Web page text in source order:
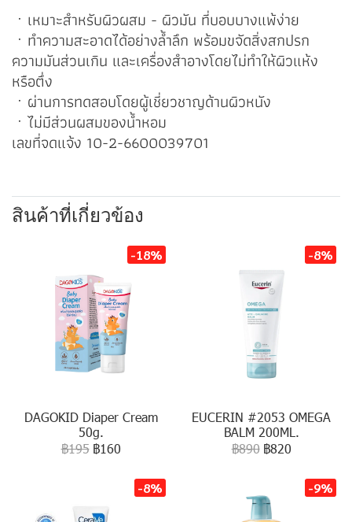
ㆍเหมาะสำหรับผิวผสม - ผิวมัน ที่บอบบางแพ้ง่าย
ㆍทำความสะอาดได้อย่างล้ำลึก พร้อมขจัดสิ่งสกปรก
ความมันส่วนเกิน และเครื่องสำอางโดยไม่ทำให้ผิวแห้ง
หรือตึ่ง
ㆍผ่านการทดสอบโดยผู้เชี่ยวชาญด้านผิวหนัง
ㆍไม่มีส่วนผสมของน้ำหอม
เลขที่จดแจ้ง 10-2-6600039701
สินค้าที่เกี่ยวข้อง
-18%
DAGOKID Diaper Cream
50g.
฿195 ฿160
-8%
EUCERIN #2053 OMEGA
BALM 200ML.
฿890 ฿820
-8% -9%